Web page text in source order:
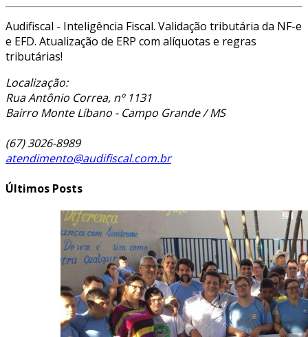
Audifiscal - Inteligência Fiscal. Validação tributária da NF-e
e EFD. Atualização de ERP com alíquotas e regras
tributárias!
Localização:
Rua Antônio Correa, nº 1131
Bairro Monte Líbano - Campo Grande / MS
(67) 3026-8989
atendimento@audifiscal.com.br
Últimos Posts